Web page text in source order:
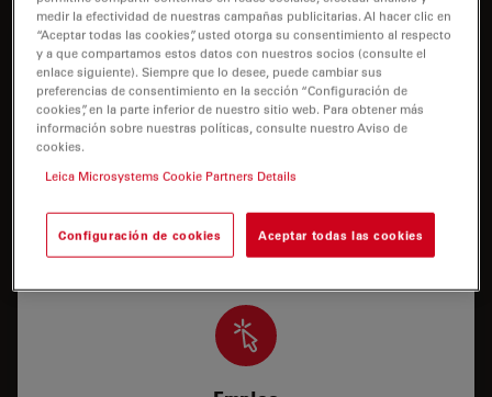
Soporte de aplicaciones
Necesito asistencia o formación para usar
aplicación específica
medir la efectividad de nuestras campañas publicitarias. Al hacer clic en
“Aceptar todas las cookies”, usted otorga su consentimiento al respecto
y a que compartamos estos datos con nuestros socios (consulte el
enlace siguiente). Siempre que lo desee, puede cambiar sus
preferencias de consentimiento en la sección “Configuración de
cookies”, en la parte inferior de nuestro sitio web. Para obtener más
información sobre nuestras políticas, consulte nuestro Aviso de
cookies.
Leica Microsystems Cookie Partners Details
Configuración de cookies Aceptar todas las cookies